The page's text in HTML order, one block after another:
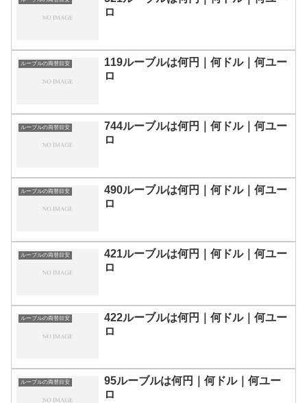
ロ
ルーブルの両替目安
119ルーブルは何円｜何ドル｜何ユー
ロ
ルーブルの両替目安
744ルーブルは何円｜何ドル｜何ユー
ロ
ルーブルの両替目安
490ルーブルは何円｜何ドル｜何ユー
ロ
ルーブルの両替目安
421ルーブルは何円｜何ドル｜何ユー
ロ
ルーブルの両替目安
422ルーブルは何円｜何ドル｜何ユー
ロ
ルーブルの両替目安
95ルーブルは何円｜何ドル｜何ユー
ロ